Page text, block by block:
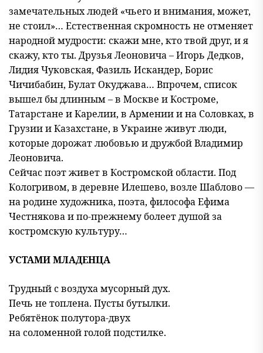
замечательных людей «чьего и внимания, может,
не стоил»… Естественная скромность не отменяет
народной мудрости: скажи мне, кто твой друг, и я
скажу, кто ты. Друзья Леоновича – Игорь Дедков,
Лидия Чуковская, Фазиль Искандер, Борис
Чичибабин, Булат Окуджава… Впрочем, список
вышел бы длинным – в Москве и Костроме,
Татарстане и Карелии, в Армении и на Соловках, в
Грузии и Казахстане, в Украине живут люди,
которые дорожат любовью и дружбой Владимир
Леоновича.
Сейчас поэт живет в Костромской области. Под
Кологривом, в деревне Илешево, возле Шаблово —
на родине художника, поэта, философа Ефима
Честнякова и по-прежнему болеет душой за
костромскую культуру…
УСТАМИ МЛАДЕНЦА
Трудный с воздуха мусорный дух.
Печь не топлена. Пусты бутылки.
Ребятёнок полутора-двух
на соломенной голой подстилке.